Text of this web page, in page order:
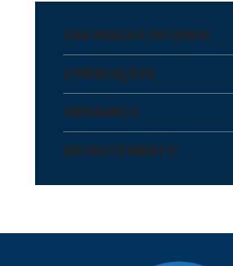
CIM REGIÃO DE LEIRIA
ATRIBUIÇÕES
ORGÂNICA
RECRUTAMENTO